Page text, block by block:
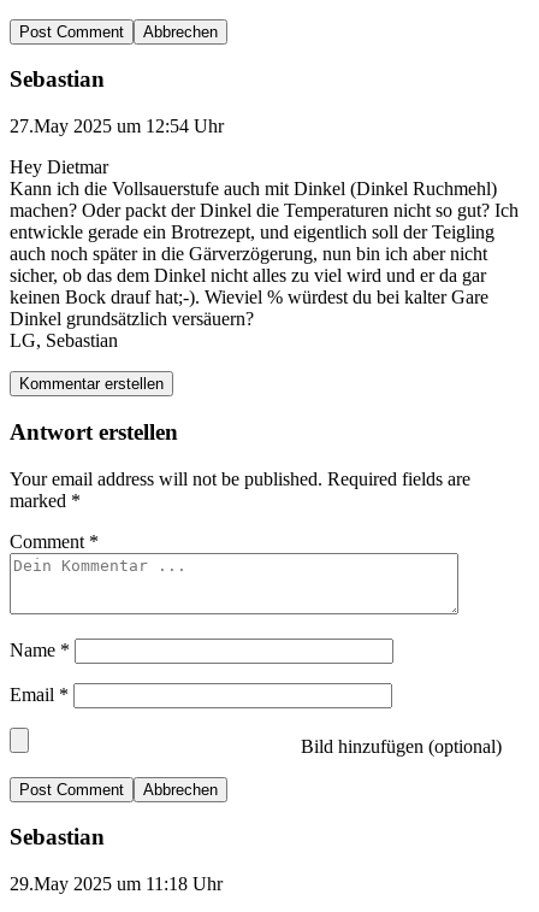
Abbrechen
Sebastian
27.May 2025 um 12:54 Uhr
Hey Dietmar
Kann ich die Vollsauerstufe auch mit Dinkel (Dinkel Ruchmehl)
machen? Oder packt der Dinkel die Temperaturen nicht so gut? Ich
entwickle gerade ein Brotrezept, und eigentlich soll der Teigling
auch noch später in die Gärverzögerung, nun bin ich aber nicht
sicher, ob das dem Dinkel nicht alles zu viel wird und er da gar
keinen Bock drauf hat;-). Wieviel % würdest du bei kalter Gare
Dinkel grundsätzlich versäuern?
LG, Sebastian
Kommentar erstellen
Antwort erstellen
Your email address will not be published. Required fields are
marked *
Comment *
Name *
Email *
Bild hinzufügen (optional)
Abbrechen
Sebastian
29.May 2025 um 11:18 Uhr